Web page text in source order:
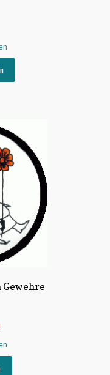
Die
Optionen
können
Produktseite
gewählt
werden